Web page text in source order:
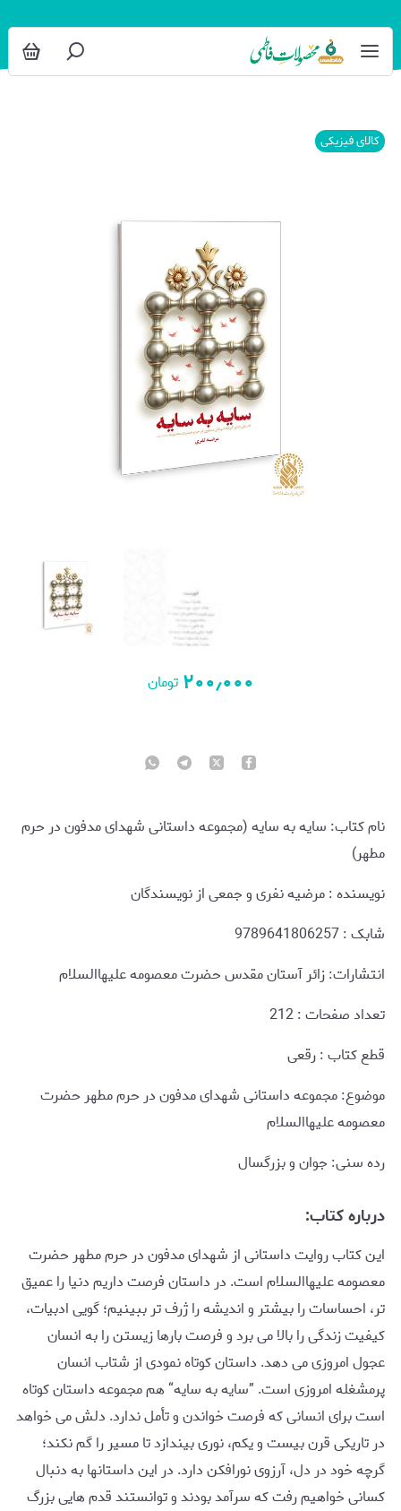
کالای فیزیکی
۲۰۰٫۰۰۰ تومان
نام کتاب: سایه به سایه (مجموعه داستانی شهدای مدفون در حرم
مطهر)
نويسنده : مرضیه نفری و جمعی از نویسندگان
شابک : 9789641806257
انتشارات: زائر آستان مقدس حضرت معصومه علیهاالسلام
تعداد صفحات : 212
قطع کتاب : رقعی
موضوع: مجموعه داستانی شهدای مدفون در حرم مطهر حضرت
معصومه علیهاالسلام
رده سنی: جوان و بزرگسال
درباره کتاب:
این کتاب روایت داستانی از شهدای مدفون در حرم مطهر حضرت
معصومه علیهاالسلام است. در داستان فرصت داریم دنیا را عمیق
تر، احساسات را بیشتر و اندیشه را ژرف تر ببینیم؛ گویی ادبیات،
کیفیت زندگی را بالا می برد و فرصت بارها زیستن را به انسان
عجول امروزی می دهد. داستان کوتاه نمودی از شتاب انسان
پرمشغله امروزی است. ”سایه به سایه“ هم مجموعه داستان کوتاه
است برای انسانی که فرصت خواندن و تأمل ندارد. دلش می خواهد
در تاریکی قرن بیست و یکم، نوری بیندازد تا مسیر را گم نکند؛
گرچه خود در دل، آرزوی نورافکن دارد. در این داستانها به دنبال
کسانی خواهیم رفت که سرآمد بودند و توانستند قدم هایی بزرگ